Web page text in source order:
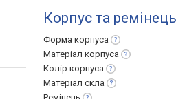
Корпус та ремінець
Форма корпуса
Матеріал корпуса
Колір корпуса
Матеріал скла